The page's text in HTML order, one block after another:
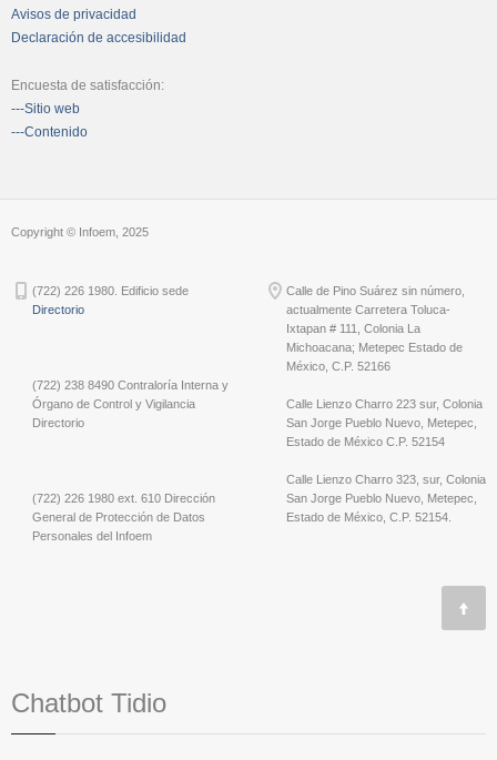
Avisos de privacidad
Declaración de accesibilidad
Encuesta de satisfacción:
---Sitio web
---Contenido
Copyright © Infoem, 2025
(722) 226 1980. Edificio sede
Directorio
(722) 238 8490 Contraloría Interna y
Órgano de Control y Vigilancia
Directorio
(722) 226 1980 ext. 610 Dirección
General de Protección de Datos
Personales del Infoem
Calle de Pino Suárez sin número,
actualmente Carretera Toluca-
Ixtapan # 111, Colonia La
Michoacana; Metepec Estado de
México, C.P. 52166
Calle Lienzo Charro 223 sur, Colonia
San Jorge Pueblo Nuevo, Metepec,
Estado de México C.P. 52154
Calle Lienzo Charro 323, sur, Colonia
San Jorge Pueblo Nuevo, Metepec,
Estado de México, C.P. 52154.
Chatbot Tidio